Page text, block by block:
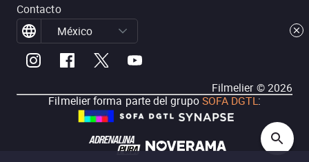
Contacto
México
Filmelier ©2026
Filmelier forma parte del grupoSOFA DGTL: